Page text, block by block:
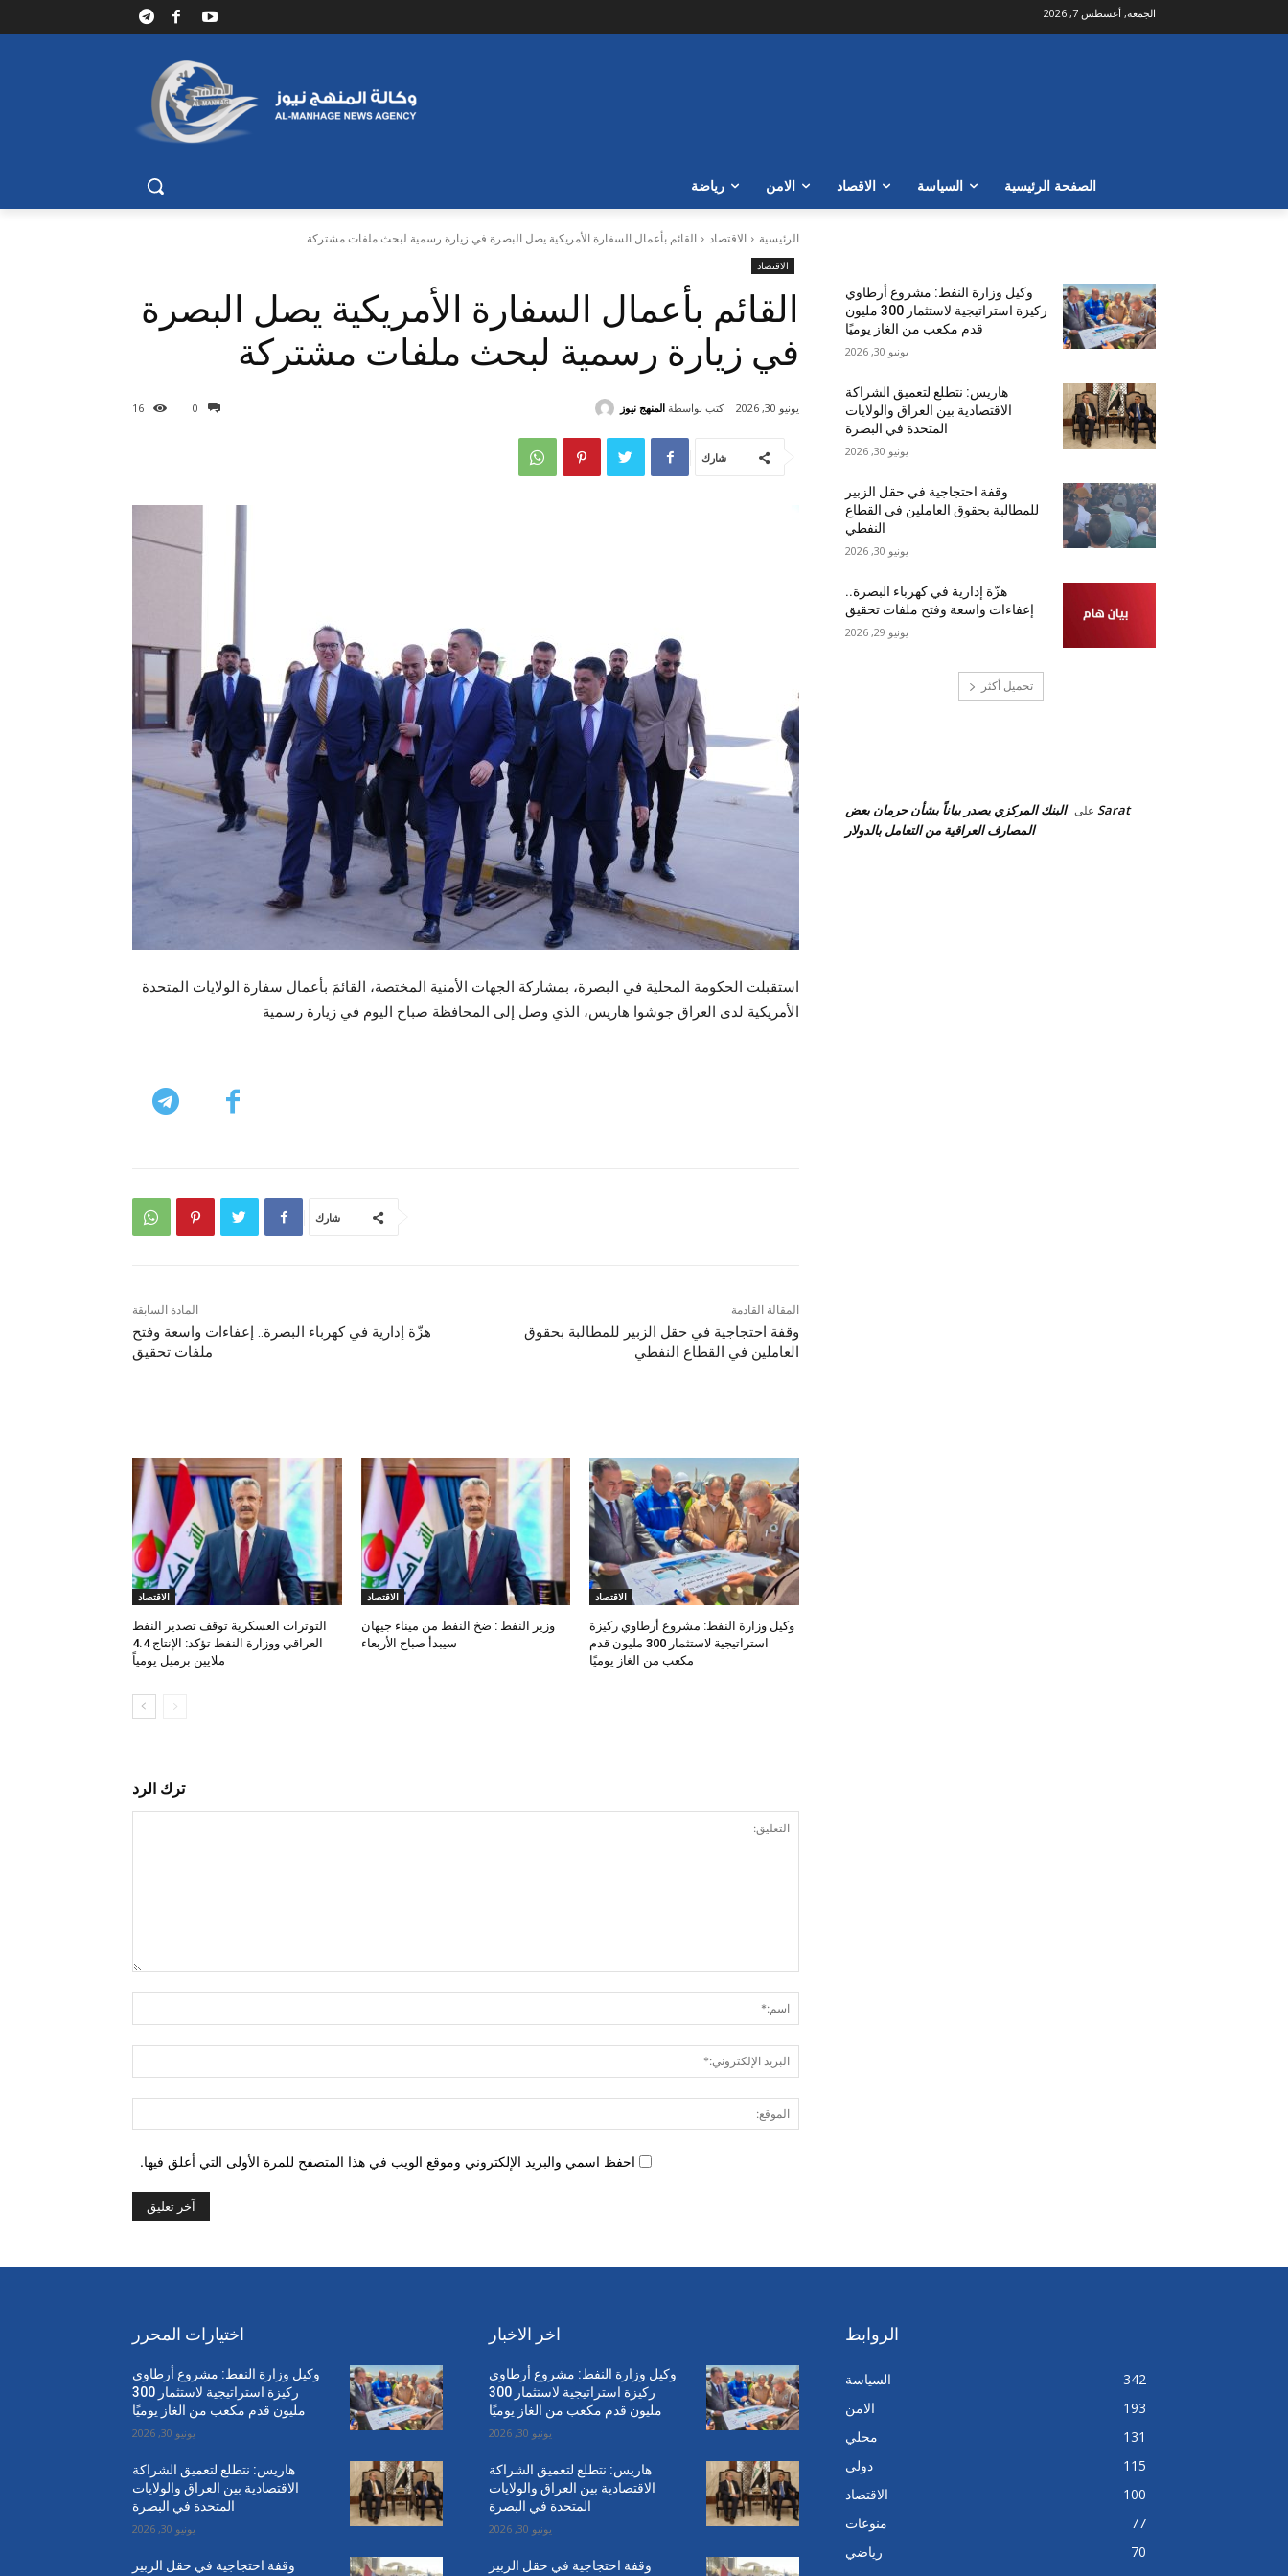
الجمعة, أغسطس 7, 2026
الصفحة الرئيسية السياسة الاقصاد الامن رياضة
الرئيسية الاقتصاد القائم بأعمال السفارة الأمريكية يصل البصرة في زيارة رسمية لبحث ملفات مشتركة
الاقتصاد
القائم بأعمال السفارة الأمريكية يصل البصرة
في زيارة رسمية لبحث ملفات مشتركة
0
16 يونيو 30, 2026 كتب بواسطة المنهج نيوز
شارك
استقبلت الحكومة المحلية في البصرة، بمشاركة الجهات الأمنية المختصة، القائمَ بأعمال سفارة الولايات المتحدة
الأمريكية لدى العراق جوشوا هاريس، الذي وصل إلى المحافظة صباح اليوم في زيارة رسمية
شارك
المادة السابقة
هزّة إدارية في كهرباء البصرة.. إعفاءات واسعة وفتح
ملفات تحقيق
المقالة القادمة
وقفة احتجاجية في حقل الزبير للمطالبة بحقوق
العاملين في القطاع النفطي
الاقتصاد
وكيل وزارة النفط: مشروع أرطاوي ركيزة
استراتيجية لاستثمار 300 مليون قدم
مكعب من الغاز يوميًا
الاقتصاد
وزير النفط : ضخ النفط من ميناء جيهان
سيبدأ صباح الأربعاء
الاقتصاد
التوترات العسكرية توقف تصدير النفط
العراقي ووزارة النفط تؤكد: الإنتاج 4.4
ملايين برميل يومياً
ترك الرد
الإلكتروني:*
احفظ اسمي والبريد الإلكتروني وموقع الويب في هذا المتصفح للمرة الأولى التي أعلق فيها.
وكيل وزارة النفط: مشروع أرطاوي
ركيزة استراتيجية لاستثمار 300 مليون
قدم مكعب من الغاز يوميًا
يونيو 30, 2026
هاريس: نتطلع لتعميق الشراكة
الاقتصادية بين العراق والولايات
المتحدة في البصرة
يونيو 30, 2026
وقفة احتجاجية في حقل الزبير
للمطالبة بحقوق العاملين في القطاع
النفطي
يونيو 30, 2026
هزّة إدارية في كهرباء البصرة..
إعفاءات واسعة وفتح ملفات تحقيق
يونيو 29, 2026
تحميل أكثر
Sarat على البنك المركزي يصدر بياناً بشأن حرمان بعض
المصارف العراقية من التعامل بالدولار
اختيارات المحرر
وكيل وزارة النفط: مشروع أرطاوي
ركيزة استراتيجية لاستثمار 300
مليون قدم مكعب من الغاز يوميًا
يونيو 30, 2026
هاريس: نتطلع لتعميق الشراكة
الاقتصادية بين العراق والولايات
المتحدة في البصرة
يونيو 30, 2026
وقفة احتجاجية في حقل الزبير
اخر الاخبار
وكيل وزارة النفط: مشروع أرطاوي
ركيزة استراتيجية لاستثمار 300
مليون قدم مكعب من الغاز يوميًا
يونيو 30, 2026
هاريس: نتطلع لتعميق الشراكة
الاقتصادية بين العراق والولايات
المتحدة في البصرة
يونيو 30, 2026
وقفة احتجاجية في حقل الزبير
الروابط
السياسة
342
الامن
193
محلي
131
دولي
115
الاقتصاد
100
منوعات
77
رياضي
70